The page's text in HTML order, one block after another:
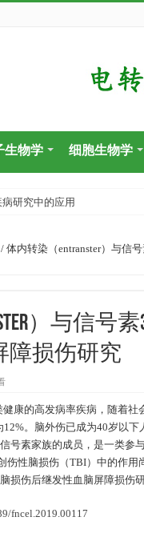
生物学 细胞生物学
研究中的应用
/ 体内转染（entranster）与信
）与信号
障损伤研究
康的高发病率疾病，随着社
。脑外伤已成为40岁以
号素家族的成员，是一类参
伤性脑损伤（TBI）中的作用
损伤后继发性血脑屏障损伤
fncel.2019.00117